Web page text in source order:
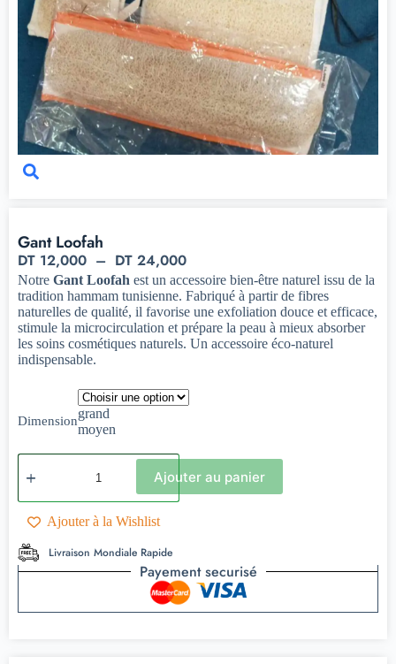
Gant Loofah
DT 12,000 – DT 24,000
Notre Gant Loofah est un accessoire bien-être naturel issu de la
tradition hammam tunisienne. Fabriqué à partir de fibres
naturelles de qualité, il favorise une exfoliation douce et efficace,
stimule la microcirculation et prépare la peau à mieux absorber
les soins cosmétiques naturels. Un accessoire éco-naturel
indispensable.
Dimensiongrand
moyen
Ajouter au panier
Ajouter à la Wishlist
Livraison Mondiale Rapide
Payement securisé